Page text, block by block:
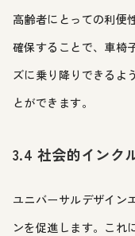
高齢者にとっての利便
確保することで、車椅
ズに乗り降りできるよ
とができます。
3.4 社会的インク
ユニバーサルデザイン
ンを促進します。これ